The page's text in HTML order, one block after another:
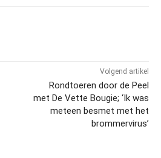
Volgend artikel
Rondtoeren door de Peel
met De Vette Bougie; ‘Ik was
meteen besmet met het
brommervirus’